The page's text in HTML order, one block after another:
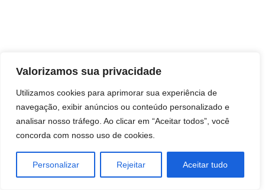
Valorizamos sua privacidade
Utilizamos cookies para aprimorar sua experiência de
navegação, exibir anúncios ou conteúdo personalizado e
analisar nosso tráfego. Ao clicar em “Aceitar todos”, você
concorda com nosso uso de cookies.
Personalizar Rejeitar Aceitar tudo
Consultas e trabalhos espirituais
Brasil - Santa Catarina - São José